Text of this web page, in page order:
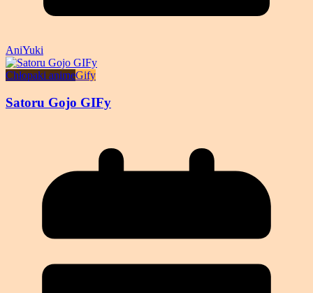
AniYuki
Chłopaki animeGify
Satoru Gojo GIFy